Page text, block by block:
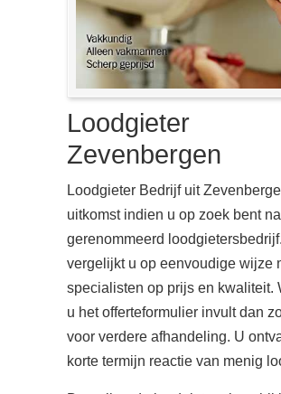
Loodgieter
Zevenbergen
Loodgieter Bedrijf uit
uitkomst indien u op zoek bent
gerenommeerd
vergelijkt u op eenvoudige wijze
specialisten op prijs en kwaliteit.
u het offerteformulier invult dan
voor verdere afhandeling. U
korte termijn reactie van menig